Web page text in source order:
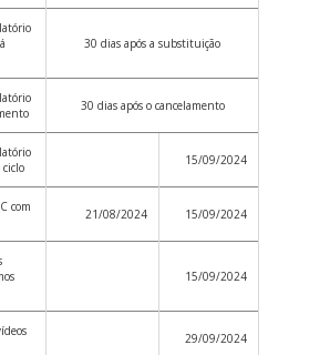
30 dias após a substituição
30 dias após o cancelamento
15/09/2024
com
21/08/2024 15/09/2024
15/09/2024
29/09/2024